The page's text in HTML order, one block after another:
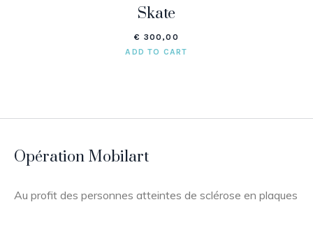
Skate
€ 300,00
ADD TO CART
Opération Mobilart
Au profit des personnes atteintes de sclérose en plaques